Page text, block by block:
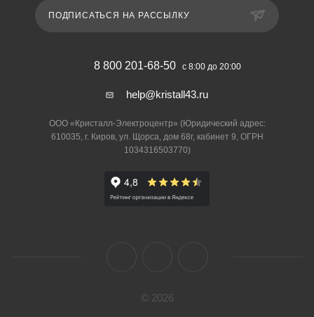
ПОДПИСАТЬСЯ НА РАССЫЛКУ
8 800 201-68-50 с 8:00 до 20:00
help@kristall43.ru
ООО «Кристалл-Электроцентр» (Юридический адрес:
610035, г. Киров, ул. Щорса, дом 68г, кабинет 9, ОГРН
1034316503770)
© 2026